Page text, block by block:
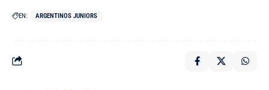
EN: ARGENTINOS JUNIORS